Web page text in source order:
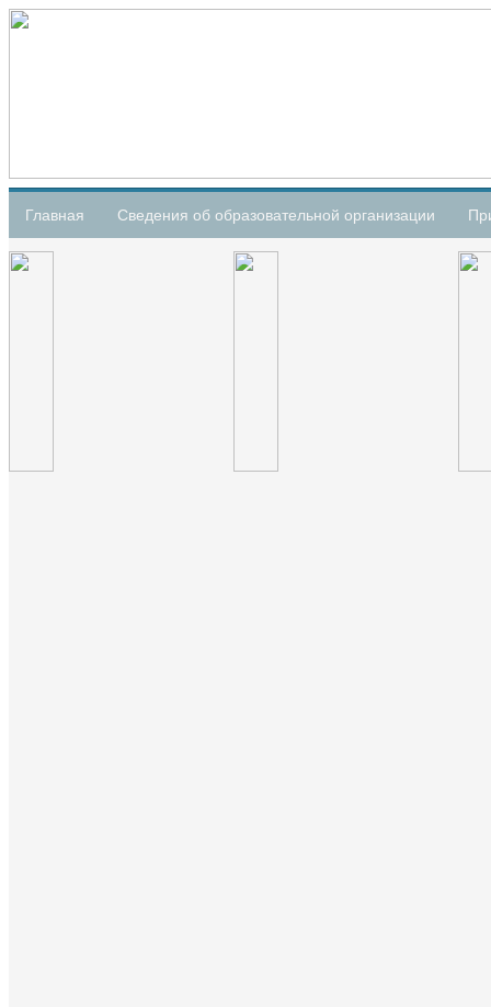
Главная Сведения об образовательной организации